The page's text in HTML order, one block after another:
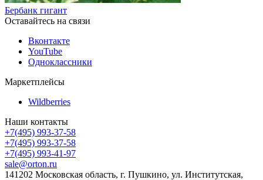
Бербанк гигант
Оставайтесь на связи
Вконтакте
YouTube
Одноклассники
Маркетплейсы
Wildberries
Наши контакты
+7(495) 993-37-58
+7(495) 993-37-58
+7(495) 993-41-97
sale@orton.ru
141202 Московская область, г. Пушкино, ул. Институтская,